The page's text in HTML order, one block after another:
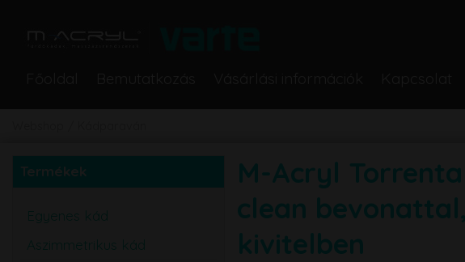
M-Acryl
clean
kivitelben
Termékek
Egyenes kád
Aszimmetrikus kád